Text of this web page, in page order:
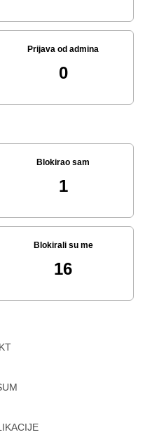
Prijava od admina
0
Blokirao sam
1
Blokirali su me
16